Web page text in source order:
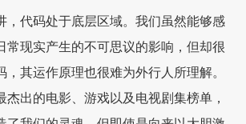
，代码处于底层区域。我们虽然能够感
常现实产生的不可思议的影响，但却很
，其运作原理也很难为外行人所理解。
杰出的电影、游戏以及电视剧集榜单，